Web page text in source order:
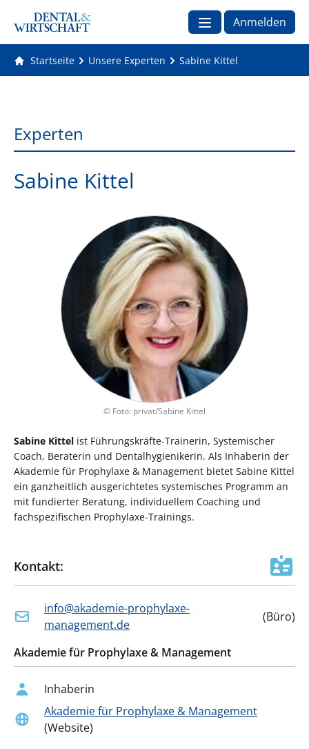
Anmelden
Startseite Unsere Experten Sabine Kittel
Experten
Sabine Kittel
© Foto: privat/Sabine Kittel
Sabine Kittel ist Führungskräfte-Trainerin, Systemischer
Coach, Beraterin und Dentalhygienikerin. Als Inhaberin der
Akademie für Prophylaxe & Management bietet Sabine Kittel
ein ganzheitlich ausgerichtetes systemisches Programm an
mit fundierter Beratung, individuellem Coaching und
fachspezifischen Prophylaxe-Trainings.
Kontakt:
info@akademie-prophylaxe-
management.de
(Büro)
Akademie für Prophylaxe & Management
Inhaberin
Akademie für Prophylaxe & Management
(Website)